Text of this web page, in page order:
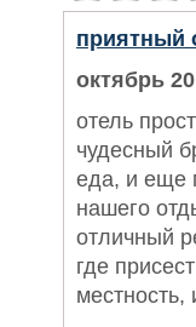
приятный
октябрь
отель
чудесный
еда, и еще
нашего
отличный
где